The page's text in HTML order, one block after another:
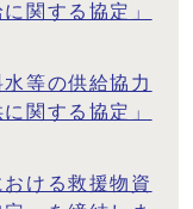
関する協定」
等の供給協力
関する協定」
ける救援物資